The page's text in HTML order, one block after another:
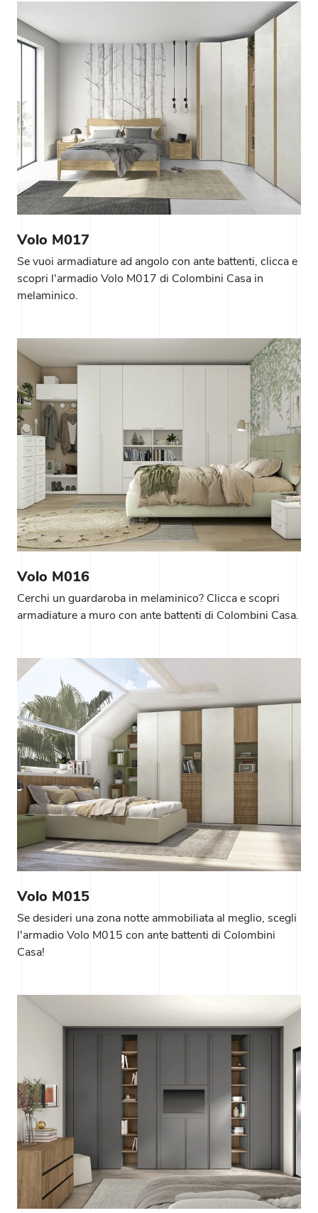
Volo M017
Se vuoi armadiature ad angolo con ante battenti, clicca e
scopri l'armadio Volo M017 di Colombini Casa in
melaminico.
Volo M016
Cerchi un guardaroba in melaminico? Clicca e scopri
armadiature a muro con ante battenti di Colombini Casa.
Volo M015
Se desideri una zona notte ammobiliata al meglio, scegli
l'armadio Volo M015 con ante battenti di Colombini
Casa!